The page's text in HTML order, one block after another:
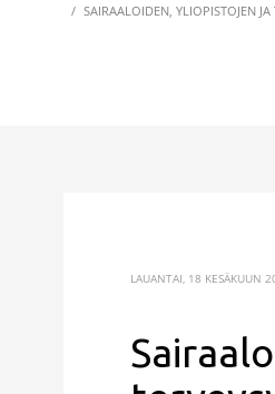
SAIRAALOIDEN, YLIOPISTOJEN
LAUANTAI, 18 KESÄKUUN